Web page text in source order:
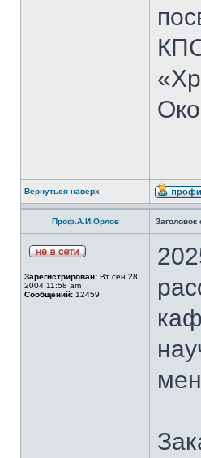
Вернуться наверх
Проф.А.И.Орлов
Зарегистрирован: Вт сен 28,
2004 11:58 am
Сообщений: 12459